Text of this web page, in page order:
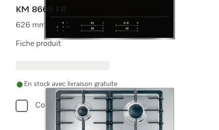
KM 8665 FR
626 mm | Full Flex | Compatible M Sense
Fiche produit
En stock avec livraison gratuite
Comparer